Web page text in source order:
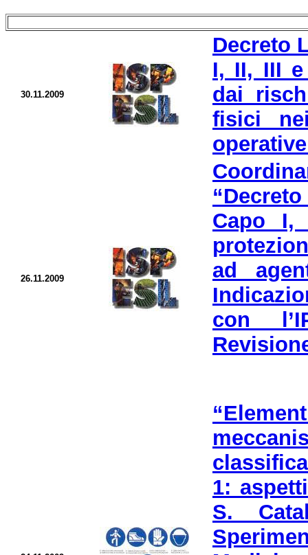
30.11.2009
Decreto
I, II, III e
dai
fisici
26.11.2009
Capo
ad
con
1:
S.